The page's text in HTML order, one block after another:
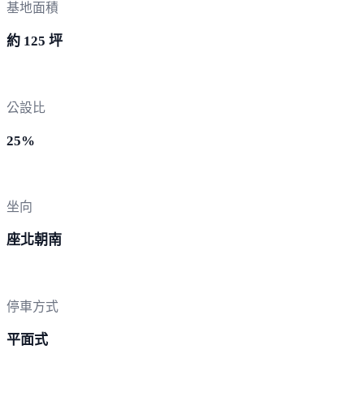
基地面積
約 125 坪
公設比
25%
坐向
座北朝南
停車方式
平面式